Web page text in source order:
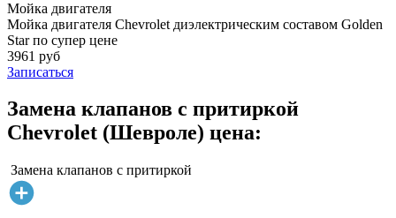
Мойка двигателя
Мойка двигателя Chevrolet диэлектрическим составом Golden
Star по супер цене
3961 руб
Записаться
Замена клапанов с притиркой
Chevrolet (Шевроле) цена:
Замена клапанов с притиркой